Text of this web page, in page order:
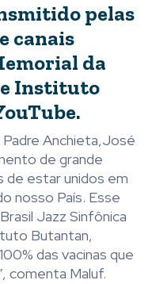
pelas
canais
da
e Instituto
Padre Anchieta,José
de grande
de estar unidos em
nosso País. Esse
Jazz Sinfônica
Butantan,
das vacinas que
comenta Maluf.